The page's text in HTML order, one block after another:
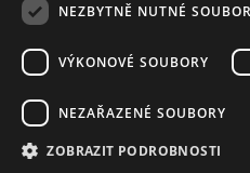
Podporují nás
NEZBYTNĚ NUTNÉ
VÝKONOVÉ SOUBORY
NEZAŘAZENÉ SOUBORY
ZOBRAZIT PODROBNOSTI